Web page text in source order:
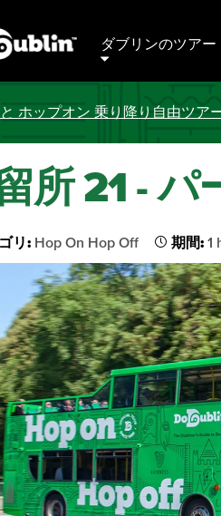
ダブリンのツアー
ホップオン 乗り降り自由ツア
所 21 - パ
リ: Hop On Hop Off 期間: 1